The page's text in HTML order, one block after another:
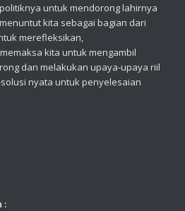
untuk mendorong lahirnya
kita sebagai bagian dari
merefleksikan,
kita untuk mengambil
dan melakukan upaya-upaya riil
nyata untuk penyelesaian
: